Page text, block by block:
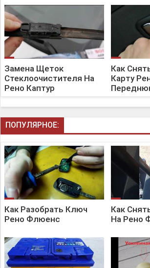
Замена Щеток
Стеклоочистителя На
Рено Каптур
Как
Карту
ПОПУЛЯРНОЕ:
Как Разобрать Ключ
Рено Флюенс
Как
На Рено